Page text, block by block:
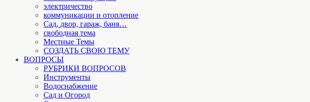
электричество
коммуникации и отопление
Cад, двор, гараж, баня…
свободная тема
Местные Темы
СОЗДАТЬ СВОЮ ТЕМУ
ВОПРОСЫ
РУБРИКИ ВОПРОСОВ
Инструменты
Водоснабжение
Сад и Огород